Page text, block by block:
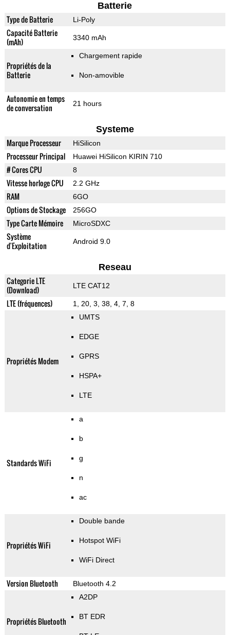
Batterie
Type de Batterie Li-Poly
Capacité Batterie
(mAh)
3340 mAh
Propriétés de la
Batterie
Chargement rapide
Non-amovible
Autonomie en temps
de conversation
21 hours
Systeme
Marque Processeur HiSilicon
Processeur Principal Huawei HiSilicon KIRIN 710
# Cores CPU 8
Vitesse horloge CPU 2.2 GHz
RAM 6GO
Options de Stockage 256GO
Type Carte Mémoire MicroSDXC
Système
d'Exploitation
Android 9.0
Reseau
Categorie LTE
(Download)
LTE CAT12
LTE (fréquences) 1, 20, 3, 38, 4, 7, 8
Propriétés Modem
UMTS
EDGE
GPRS
HSPA+
LTE
Standards WiFi
a
b
g
n
ac
Propriétés WiFi
Double bande
Hotspot WiFi
WiFi Direct
Version Bluetooth Bluetooth 4.2
Propriétés Bluetooth
A2DP
BT EDR